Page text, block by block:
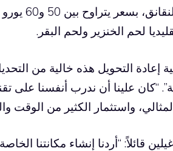
لحم الخنزير ولحم البقر.
إعادة التحويل هذه خالية من
“كان علينا أن ندرب أنفسنا على
واستثمار الكثير من الوقت
قائلاً: “أردنا إنشاء مكانتنا